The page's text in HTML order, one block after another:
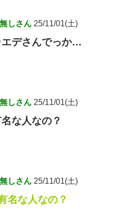
しさん 25/11/01(土)
エデさんでっか…
しさん 25/11/01(土)
な人なの？
しさん 25/11/01(土)
名な人なの？